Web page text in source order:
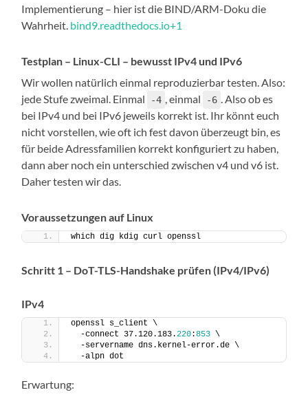
Implementierung – hier ist die BIND/ARM-Doku die
Wahrheit. bind9.readthedocs.io+1
Testplan – Linux-CLI – bewusst IPv4 und IPv6
Wir wollen natürlich einmal reproduzierbar testen. Also:
jede Stufe zweimal. Einmal
-4 , einmal -6 . Also ob es
bei IPv4 und bei IPv6 jeweils korrekt ist. Ihr könnt euch
nicht vorstellen, wie oft ich fest davon überzeugt bin, es
für beide Adressfamilien korrekt konfiguriert zu haben,
dann aber noch ein unterschied zwischen v4 und v6 ist.
Daher testen wir das.
Voraussetzungen auf Linux
which dig kdig curl openssl
Schritt 1 – DoT-TLS-Handshake prüfen (IPv4/IPv6)
IPv4
openssl s_client \
  -connect 37.120.183.
220:853 \
  -servername dns.kernel-error.de \
  -alpn dot
Erwartung: